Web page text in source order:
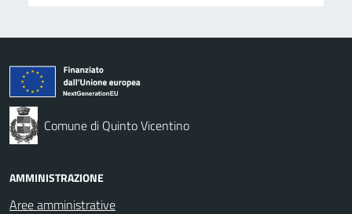
Comune di Quinto Vicentino
AMMINISTRAZIONE
Aree amministrative